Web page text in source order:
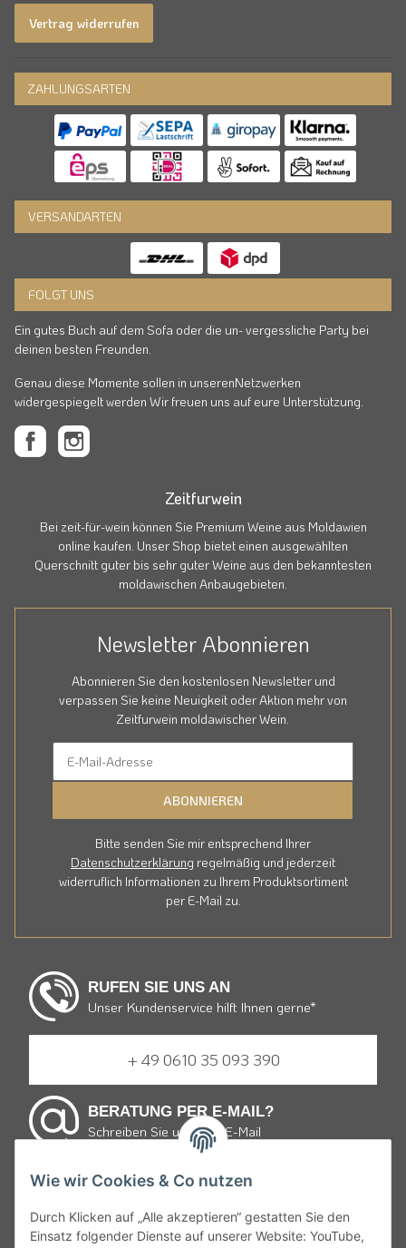
Vertrag widerrufen
ZAHLUNGSARTEN
VERSANDARTEN
FOLGT UNS
Ein gutes Buch auf dem Sofa oder die un- vergessliche Party bei
deinen besten Freunden.
Genau diese Momente sollen in unserenNetzwerken
widergespiegelt werden Wir freuen uns auf eure Unterstützung.
Zeitfurwein
Bei zeit-für-wein können Sie Premium Weine aus Moldawien
online kaufen. Unser Shop bietet einen ausgewählten
Querschnitt guter bis sehr guter Weine aus den bekanntesten
moldawischen Anbaugebieten.
Newsletter Abonnieren
Abonnieren Sie den kostenlosen Newsletter und
verpassen Sie keine Neuigkeit oder Aktion mehr von
Zeitfurwein moldawischer Wein.
ABONNIEREN
Bitte senden Sie mir entsprechend Ihrer
Datenschutzerklärungregelmäßig und jederzeit
widerruflich Informationen zu Ihrem Produktsortiment
per E-Mail zu.
RUFEN SIE UNS AN
Unser Kundenservice hilft Ihnen gerne*
+ 49 0610 35 093 390
BERATUNG PER E-MAIL?
Schreiben Sie uns eine E-Mail
E-mail schreiben
* von Montag bis Freitag 9:30 bis 19:00 Uhr und Samstag
Wie wir Cookies & Co nutzen
Durch Klicken auf „Alle akzeptieren“ gestatten Sie den
Einsatz folgender Dienste auf unserer Website: YouTube,